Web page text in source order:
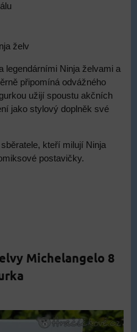
želv
legendárními Ninja želvami a
připomíná odvážného
užijí spoustu akčních
jako stylový doplněk své
kteří milují Ninja
postavičky.
Michelangelo 8